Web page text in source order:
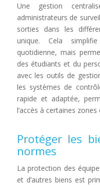
Une gestion
administrateurs de
sorties dans les
unique. Cela
quotidienne, mais
des étudiants et du
avec les outils de
les systèmes de
rapide et adaptée,
l’accès à certaines
Protéger les
normes
La protection des
et d’autres biens est